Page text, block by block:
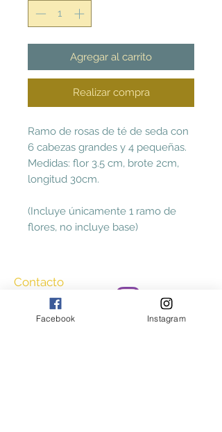
Agregar al carrito
Realizar compra
Ramo de rosas de té de seda con
6 cabezas grandes y 4 pequeñas.
Medidas: flor 3.5 cm, brote 2cm,
longitud 30cm.
(Incluye únicamente 1 ramo de
flores, no incluye base)
Contacto
2226694827
ccasayestilo@gmail.
Facebook Instagram